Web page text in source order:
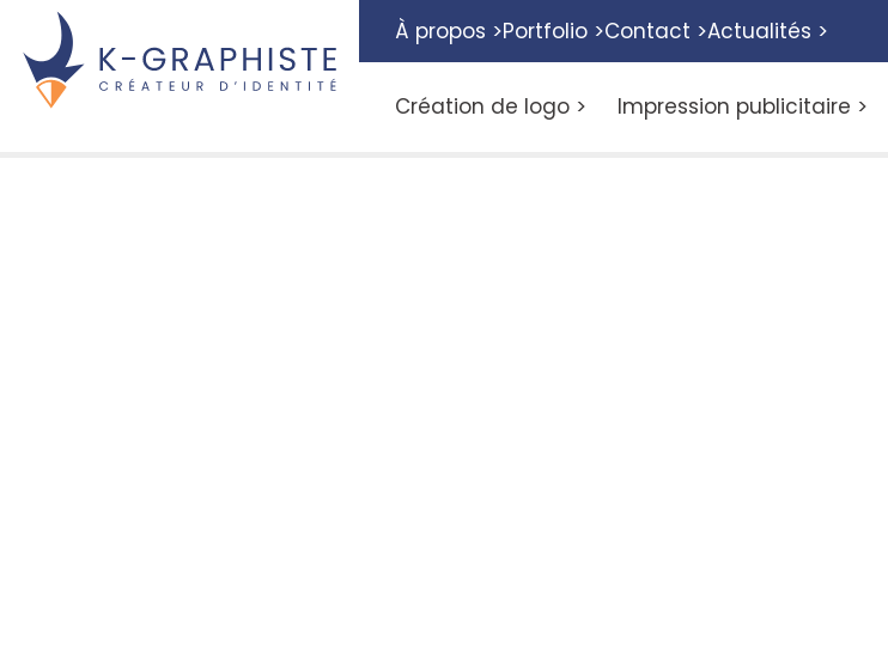
À propos >Portfolio >Contact >Actualités >
Création de logo > Impression publicitaire >